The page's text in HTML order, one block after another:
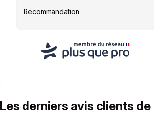
Recommandation
Les derniers avis clients de